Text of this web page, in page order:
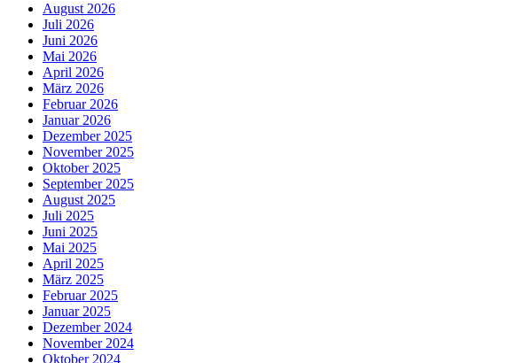
August 2026
Juli 2026
Juni 2026
Mai 2026
April 2026
März 2026
Februar 2026
Januar 2026
Dezember 2025
November 2025
Oktober 2025
September 2025
August 2025
Juli 2025
Juni 2025
Mai 2025
April 2025
März 2025
Februar 2025
Januar 2025
Dezember 2024
November 2024
Oktober 2024